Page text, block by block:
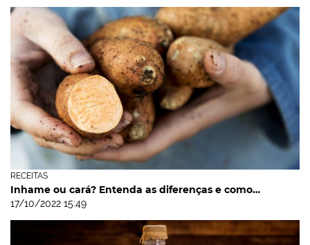
RECEITAS
Inhame ou cará? Entenda as diferenças e como…
17/10/2022 15:49